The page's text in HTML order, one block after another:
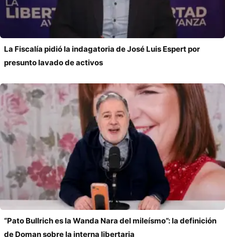
La Fiscalía pidió la indagatoria de José Luis Espert por
presunto lavado de activos
“Pato Bullrich es la Wanda Nara del mileísmo”: la definición
de Doman sobre la interna libertaria